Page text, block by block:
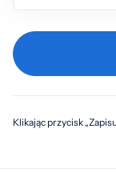
Klikając przycisk